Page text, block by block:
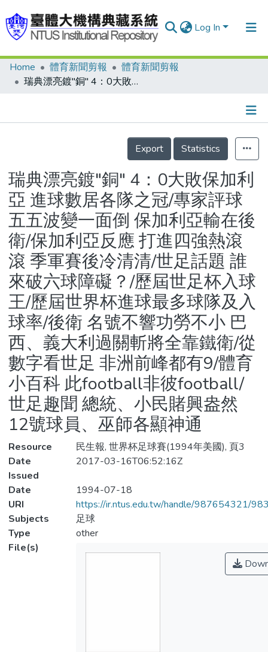
Log In
Communities & Collections
Statistics
Home 體育新聞剪報
體育新聞剪報
瑞典漂亮鍍"銅" 4：0大敗保加利亞 進球數居各隊之冠/專家評球 五五波變一面倒 保加利亞輸在後衛/保加利亞反應 打進四強熱滾滾 季軍賽後冷清清/世足話題 誰來破六球障礙？/歷屆世足杯入球王/歷屆世界杯進球最多球隊及入球率/後衛 名號不響功勞不小 巴西、義大利過關斬將全靠鐵衛/從數字看世足 非洲前峰都有9/體育小百科 此football非彼football/世足趣聞 總統、小民賭興盎然 12號球員、巫師各顯神通
Details
Export
Statistics
瑞典漂亮鍍"銅" 4：0大敗保加利
亞 進球數居各隊之冠/專家評球
五五波變一面倒 保加利亞輸在後
衛/保加利亞反應 打進四強熱滾
滾 季軍賽後冷清清/世足話題 誰
來破六球障礙？/歷屆世足杯入球
王/歷屆世界杯進球最多球隊及入
球率/後衛 名號不響功勞不小 巴
西、義大利過關斬將全靠鐵衛/從
數字看世足 非洲前峰都有9/體育
小百科 此football非彼football/
世足趣聞 總統、小民賭興盎然
12號球員、巫師各顯神通
Resource
民生報, 世界杯足球賽(1994年美國), 頁3
Date
Issued
2017-03-16T06:52:16Z
Date
1994-07-18
URI
https://ir.ntus.edu.tw/handle/987654321/
Subjects
足球
Type
other
File(s)